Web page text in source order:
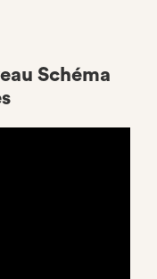
Schéma